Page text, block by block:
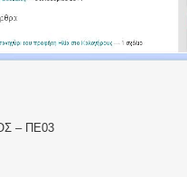
– ΠΕ03